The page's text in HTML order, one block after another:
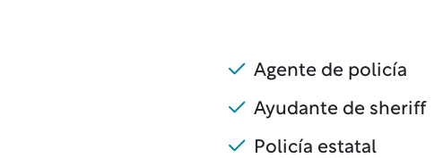
Agente de policía
Ayudante de sheriff
Policía estatal